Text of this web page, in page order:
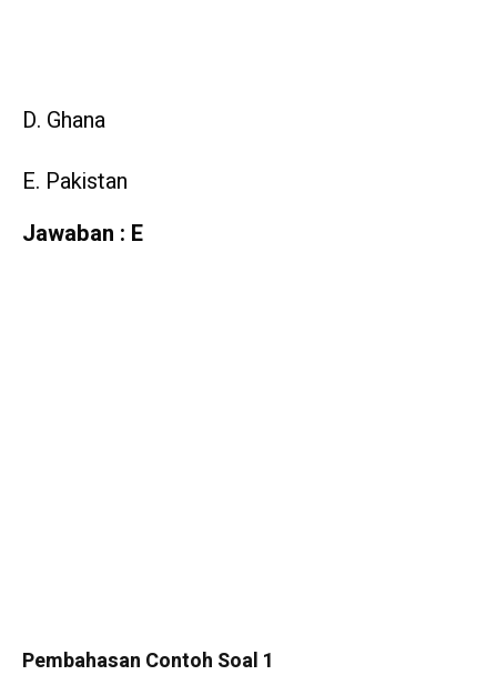
D. Ghana
E. Pakistan
Jawaban : E
Pembahasan Contoh Soal 1